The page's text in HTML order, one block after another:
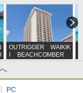
OUTRIGGER WAIKIK
I BEACHCOMBER
HOTEL
PC